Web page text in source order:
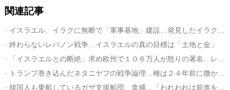
関連記事
· 終わらないレバノン戦争…イスラエルの真の目標は「土地と金」
· トランプ巻き込んだネタニヤフの戦争論理…種は２４年前に撒かれていた